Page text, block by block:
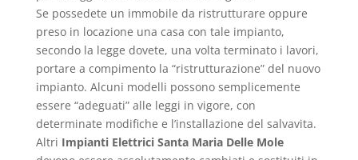
Se possedete un immobile da ristrutturare oppure
preso in locazione una casa con tale impianto,
secondo la legge dovete, una volta terminato i lavori,
portare a compimento la “ristrutturazione” del nuovo
impianto. Alcuni modelli possono semplicemente
essere “adeguati” alle leggi in vigore, con
determinate modifiche e l’installazione del salvavita.
Altri Impianti Elettrici Santa Maria Delle Mole